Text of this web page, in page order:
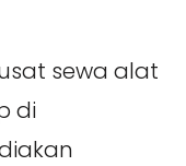
sewa alat
di